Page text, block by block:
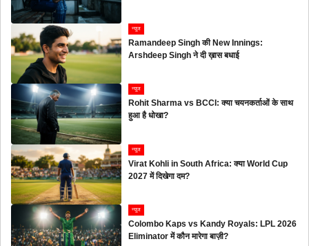
न्यूज
Ramandeep Singh की New Innings:
Arshdeep Singh ने दी ख़ास बधाई
न्यूज
Rohit Sharma vs BCCI: क्या चयनकर्ताओं के साथ
हुआ है धोखा?
न्यूज
Virat Kohli in South Africa: क्या World Cup
2027 में दिखेगा दम?
न्यूज
Colombo Kaps vs Kandy Royals: LPL 2026
Eliminator में कौन मारेगा बाज़ी?